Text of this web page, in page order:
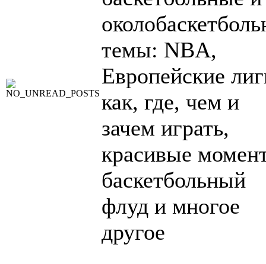
темы: NBA,
Европейские
как, где, чем и
зачем играть,
красивые
баскетбольный
флуд и многое
другое